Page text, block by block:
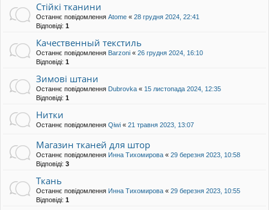
Стійкі тканини
Останнє повідомлення Atome « 28 грудня 2024, 22:41
Відповіді: 1
Качественный текстиль
Останнє повідомлення Barzoni « 26 грудня 2024, 16:10
Відповіді: 1
Зимові штани
Останнє повідомлення Dubrovka « 15 листопада 2024, 12:35
Відповіді: 1
Нитки
Останнє повідомлення Qiwi « 21 травня 2023, 13:07
Магазин тканей для штор
Останнє повідомлення Инна Тихомирова « 29 березня 2023, 10:58
Відповіді: 3
Ткань
Останнє повідомлення Инна Тихомирова « 29 березня 2023, 10:55
Відповіді: 1